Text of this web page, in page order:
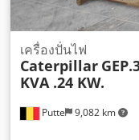
Putte 9,082 km
เครื่องปั่นไฟ
Caterpillar
KVA .24 KW.